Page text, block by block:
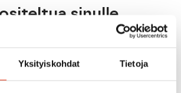
Yksityiskohdat Tietoja
sinulle